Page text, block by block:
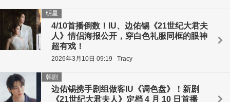
4/10首播倒数！IU、边佑锡《21世纪大君夫
人》情侣海报公开，穿白色礼服同框的眼神
超有戏！
明星
2026年3月10日 09:19 Tracy
边佑锡携手剧组做客IU《调色盘》！新剧
《21世纪大君夫人》定档 4 月 10 日首播
韩剧